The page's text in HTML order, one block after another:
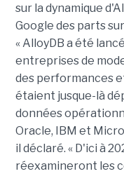
sur la dynamique
Google des parts
« AlloyDB a été
entreprises de
des performances
étaient jusque-là
données
Oracle, IBM et
il déclaré. « D'ici à
réexamineront les